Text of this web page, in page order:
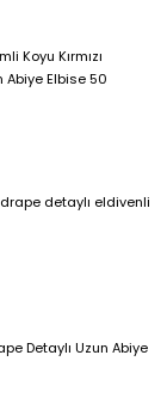
Koyu Kırmızı
Abiye Elbise 50
detaylı eldivenli
Detaylı Uzun Abiye